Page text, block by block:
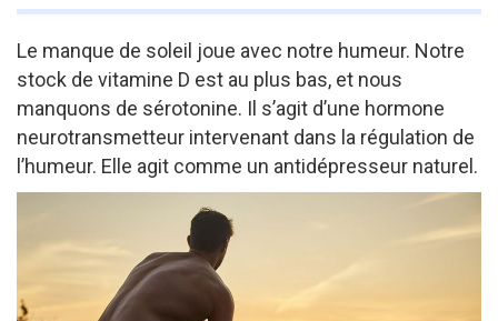
Le manque de soleil joue avec notre humeur. Notre
stock de vitamine D est au plus bas, et nous
manquons de sérotonine. Il s’agit d’une hormone
neurotransmetteur intervenant dans la régulation de
l’humeur. Elle agit comme un antidépresseur naturel.